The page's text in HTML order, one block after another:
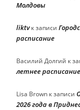
Молдовы
liktvк записи
расписание
Василий Долгий к
летнее расписание
Lisa Brown к записи
2026 года в